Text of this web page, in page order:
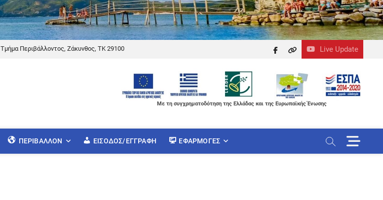
Τμήμα Περιβάλλοντος, Ζάκυνθος, ΤΚ 29100 Live Update
facebook
themefreesia
Με τη συγχρηματοδότηση της Ελλάδας και της Ευρωπαϊκής Ένωσης
ΠΕΡΙΒΆΛΛΟΝ ΕΊΣΟΔΟΣ/ΕΓΓΡΑΦΉ ΕΦΑΡΜΟΓΈΣ
M
e
n